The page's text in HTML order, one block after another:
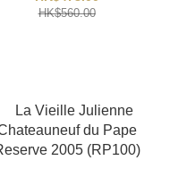
HK$560.00